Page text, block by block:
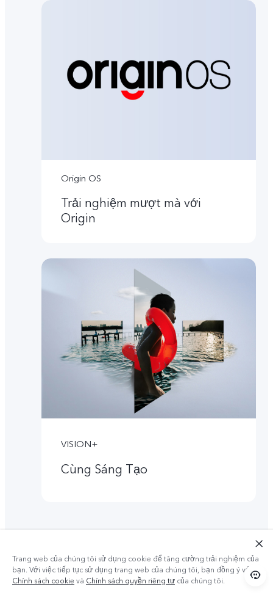
Origin OS
Trải nghiệm mượt mà với
Origin
VISION+
Cùng Sáng Tạo
Trang web của chúng tôi sử dụng cookie để tăng cường trải nghiệm của
bạn. Với việc tiếp tục sử dụng trang web của chúng tôi, bạn đồng ý với
Chính sách cookie và Chính sách quyền riêng tư của chúng tôi.